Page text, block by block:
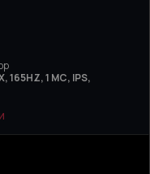
165HZ, 1 МС, IPS,